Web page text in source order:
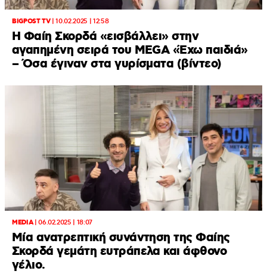
BIGPOST TV|10.02.2025 | 12:58
Η Φαίη Σκορδά «εισβάλλει» στην
αγαπημένη σειρά του MEGA «Έχω παιδιά»
– Όσα έγιναν στα γυρίσματα (βίντεο)
MEDIA|06.02.2025 | 18:07
Μία ανατρεπτική συνάντηση της Φαίης
Σκορδά γεμάτη ευτράπελα και άφθονο
γέλιο.